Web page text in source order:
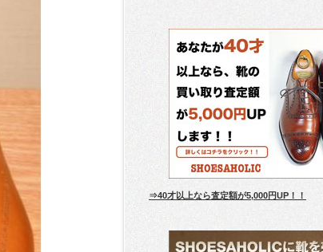
⇒40才以上なら査定額が5,000円UP！！